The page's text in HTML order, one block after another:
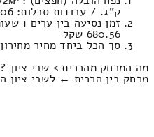
ק”ג. / עבודות סבלות: 1077.06 ₪
680.56 שקל
סך הכל ביחד מחיר מחירון: 2233.68
מה המרחק מהררית > שבי ציון ?
מרחק בין הררית ← לשבי ציון הוא : 72.57